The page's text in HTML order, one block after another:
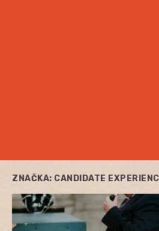
ZNAČKA: CANDIDATE